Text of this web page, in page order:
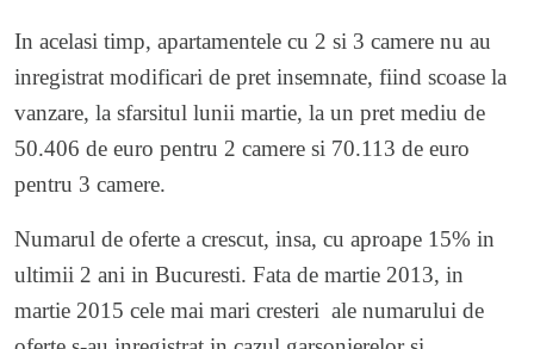
In acelasi timp, apartamentele cu 2 si 3 camere nu au
inregistrat modificari de pret insemnate, fiind scoase la
vanzare, la sfarsitul lunii martie, la un pret mediu de
50.406 de euro pentru 2 camere si 70.113 de euro
pentru 3 camere.
Numarul de oferte a crescut, insa, cu aproape 15% in
ultimii 2 ani in Bucuresti. Fata de martie 2013, in
martie 2015 cele mai mari cresteri ale numarului de